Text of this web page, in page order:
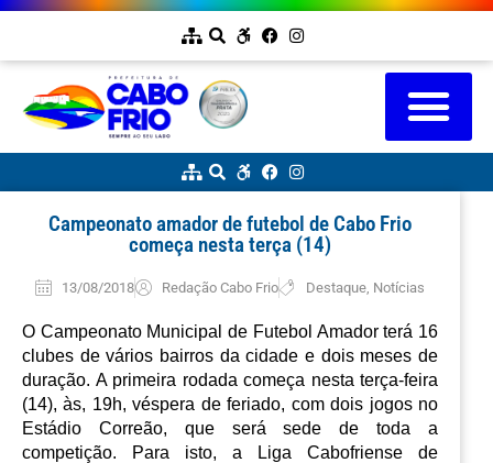
Campeonato amador de futebol de Cabo Frio
começa nesta terça (14)
13/08/2018 Redação Cabo Frio Destaque, Notícias
O Campeonato Municipal de Futebol Amador terá 16
clubes de vários bairros da cidade e dois meses de
duração. A primeira rodada começa nesta terça-feira
(14), às, 19h, véspera de feriado, com dois jogos no
Estádio Correão, que será sede de toda a
competição. Para isto, a Liga Cabofriense de